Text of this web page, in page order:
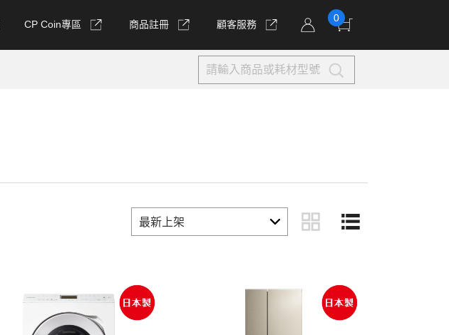
CP Coin專區 商品註冊 顧客服務
0